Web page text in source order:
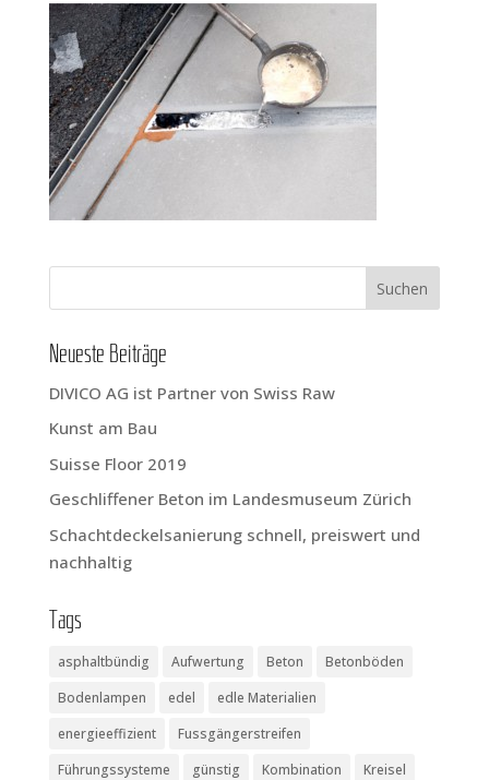
Neu­es­te Beiträge
DIVICO AG ist Part­ner von Swiss Raw
Kunst am Bau
Suis­se Flo­or 2019
Geschlif­fe­ner Beton im Lan­des­mu­se­um Zürich
Schacht­de­ckel­sa­nie­rung schnell, preis­wert und
nachhaltig
Tags
asphaltbündig Aufwertung Beton
Betonböden
Bodenlampen
edel
edle Materialien
energieeffizient
Fussgängerstreifen
Führungssysteme
günstig Kombination
Kreisel